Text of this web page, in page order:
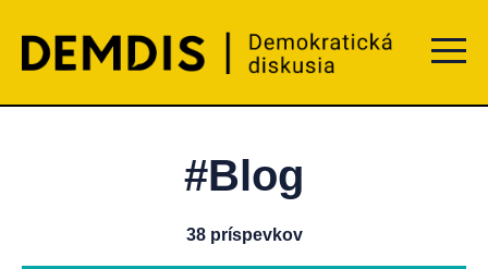
Menu
#Blog
38 príspevkov